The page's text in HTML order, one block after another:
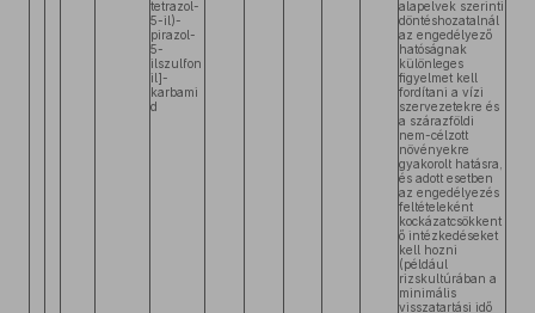
tetrazol-
5-il)-
pirazol-
5-
ilszulfon
il]-
karbami
d
alapelvek szerinti
döntéshozatalnál
az engedélyező
hatóságnak
különleges
figyelmet kell
fordítani a vízi
szervezetekre és
a szárazföldi
nem-célzott
növényekre
gyakorolt hatásra,
és adott esetben
az engedélyezés
feltételeként
kockázatcsökkent
ő intézkedéseket
kell hozni
(például
rizskultúrában a
minimális
visszatartási idő